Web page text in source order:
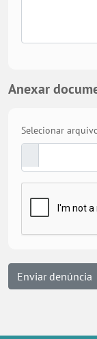
Anexar
Selecionar
Enviar denúncia